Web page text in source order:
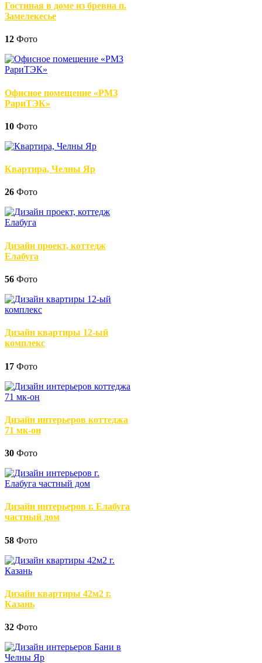
Гостиная в доме из бревна п.
Замелекесье
12 Фото
Офисное помещение «РМЗ
РариТЭК»
10 Фото
Квартира, Челны Яр
26 Фото
Дизайн проект, коттедж
Елабуга
56 Фото
Дизайн квартиры 12-ый
комплекс
17 Фото
Дизайн интерьеров коттеджа
71 мк-он
30 Фото
Дизайн интерьеров г. Елабуга
частный дом
58 Фото
Дизайн квартиры 42м2 г.
Казань
32 Фото